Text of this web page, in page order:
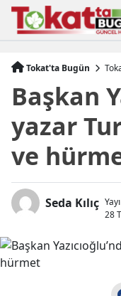
Tokat'ta Bugün
Başkan
yazar
ve
Seda Kılıç
28